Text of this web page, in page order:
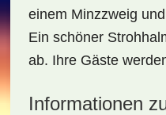
einem Minzzweig
Ein schöner
ab. Ihre Gäste
Informationen